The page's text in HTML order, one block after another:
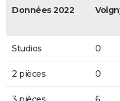
Données 2022
Studios 0
2 pièces 0